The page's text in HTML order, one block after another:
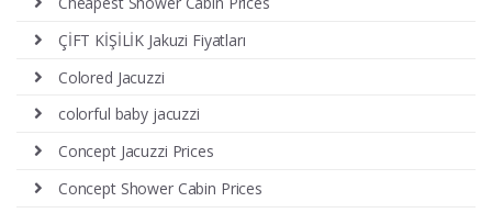
ÇİFT KİŞİLİK Jakuzi Fiyatları
Colored Jacuzzi
colorful baby jacuzzi
Concept Jacuzzi Prices
Concept Shower Cabin Prices